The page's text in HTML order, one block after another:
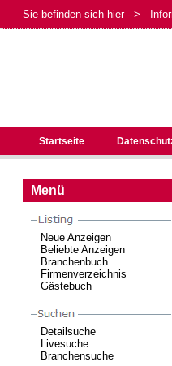
Sie befinden sich hier -->
Startseite
Menü
Neue Anzeigen
Beliebte Anzeigen
Branchenbuch
Firmenverzeichnis
Gästebuch
Detailsuche
Livesuche
Branchensuche